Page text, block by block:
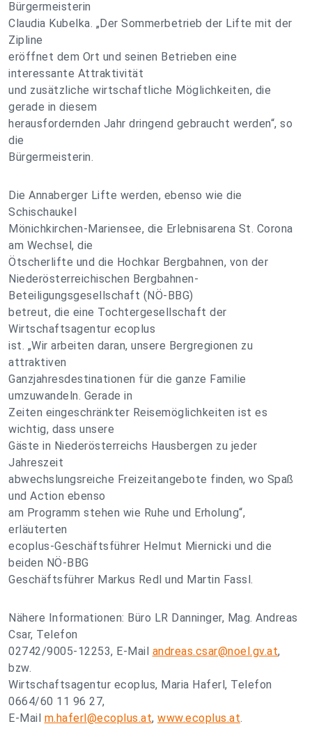
Bürgermeisterin
Claudia Kubelka. „Der Sommerbetrieb der Lifte mit der
Zipline
eröffnet dem Ort und seinen Betrieben eine
interessante Attraktivität
und zusätzliche wirtschaftliche Möglichkeiten, die
gerade in diesem
herausfordernden Jahr dringend gebraucht werden“, so
die
Bürgermeisterin.
Die Annaberger Lifte werden, ebenso wie die
Schischaukel
Mönichkirchen-Mariensee, die Erlebnisarena St. Corona
am Wechsel, die
Ötscherlifte und die Hochkar Bergbahnen, von der
Niederösterreichischen Bergbahnen-
Beteiligungsgesellschaft (NÖ-BBG)
betreut, die eine Tochtergesellschaft der
Wirtschaftsagentur ecoplus
ist. „Wir arbeiten daran, unsere Bergregionen zu
attraktiven
Ganzjahresdestinationen für die ganze Familie
umzuwandeln. Gerade in
Zeiten eingeschränkter Reisemöglichkeiten ist es
wichtig, dass unsere
Gäste in Niederösterreichs Hausbergen zu jeder
Jahreszeit
abwechslungsreiche Freizeitangebote finden, wo Spaß
und Action ebenso
am Programm stehen wie Ruhe und Erholung“,
erläuterten
ecoplus-Geschäftsführer Helmut Miernicki und die
beiden NÖ-BBG
Geschäftsführer Markus Redl und Martin Fassl.
Nähere Informationen: Büro LR Danninger, Mag. Andreas
Csar, Telefon
02742/9005-12253, E-Mail andreas.csar@noel.gv.at,
bzw.
Wirtschaftsagentur ecoplus, Maria Haferl, Telefon
0664/60 11 96 27,
E-Mail m.haferl@ecoplus.at, www.ecoplus.at.